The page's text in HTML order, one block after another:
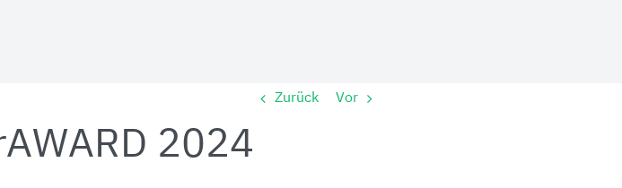
Zurück Vor
2024